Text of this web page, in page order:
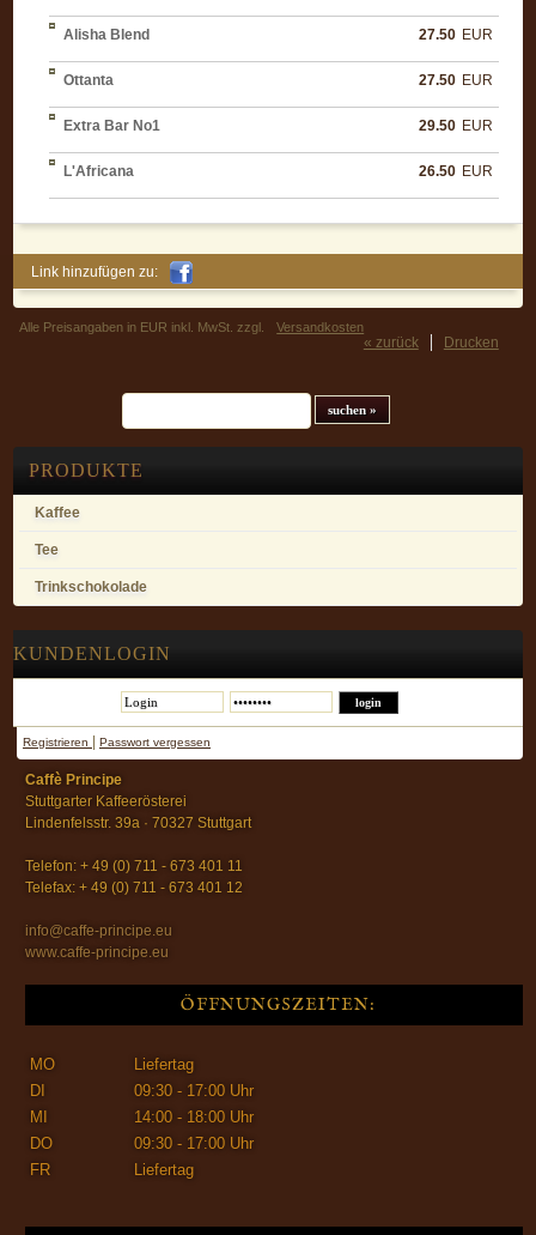
PRODUKTE
Kaffee
Tee
Trinkschokolade
KUNDENLOGIN
Registrieren Passwort vergessen
Caffè Principe
Stuttgarter Kaffeerösterei
Lindenfelsstr. 39a · 70327 Stuttgart
Telefon: + 49 (0) 711 - 673 401 11
Telefax: + 49 (0) 711 - 673 401 12
info@caffe-principe.eu
www.caffe-principe.eu
ÖFFNUNGSZEITEN:
MO
Liefertag
DI
09:30 - 17:00 Uhr
MI
14:00 - 18:00 Uhr
DO
09:30 - 17:00 Uhr
FR
Liefertag
Alisha Blend 27.50 EUR
Ottanta 27.50 EUR
Extra Bar No1 29.50 EUR
L'Africana 26.50 EUR
Link hinzufügen zu:
Alle Preisangaben in EUR inkl. MwSt. zzgl. Versandkosten
Drucken
« zurück